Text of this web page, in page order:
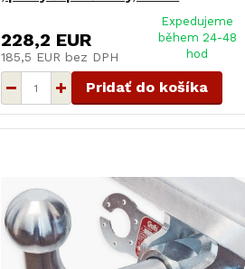
228,2 EUR
185,5 EUR bez DPH
Expedujeme
během 24-48
hod
Pridať do košíka